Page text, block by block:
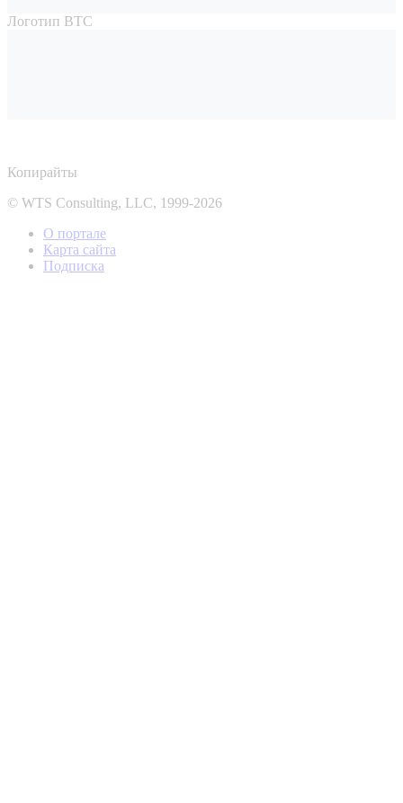
Логотип ВТС
Копирайты
© WTS Consulting, LLC, 1999-2026
О портале
Карта сайта
Подписка